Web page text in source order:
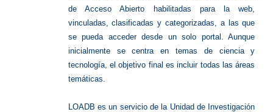
de Acceso Abierto habilitadas para la web,
vinculadas, clasificadas y categorizadas, a las que
se pueda acceder desde un solo portal. Aunque
inicialmente se centra en temas de ciencia y
tecnología, el objetivo final es incluir todas las áreas
temáticas.
LOADB es un servicio de la Unidad de Investigación